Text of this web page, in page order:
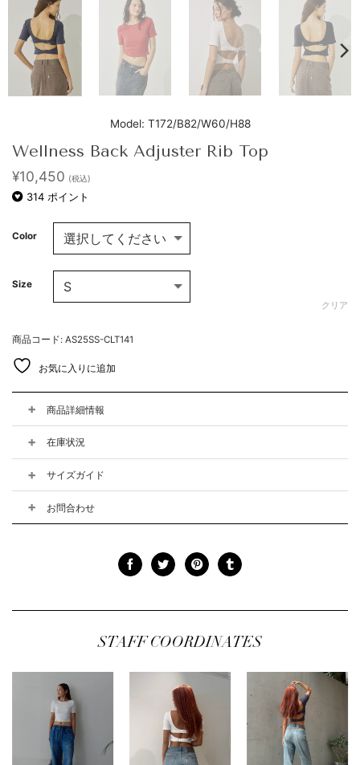
Model: T172/B82/W60/H88
Wellness Back Adjuster Rib Top
¥10,450 (税込)
314ポイント
Color
Size
クリア
商品コード: AS25SS-CLT141
お気に入りに追加
商品詳細情報
在庫状況
サイズガイド
お問合わせ
STAFF COORDINATES